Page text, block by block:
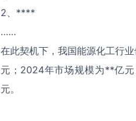
2、****
……
在此契机下，我国能源化工行
元；2024年市场规模为**亿
元。